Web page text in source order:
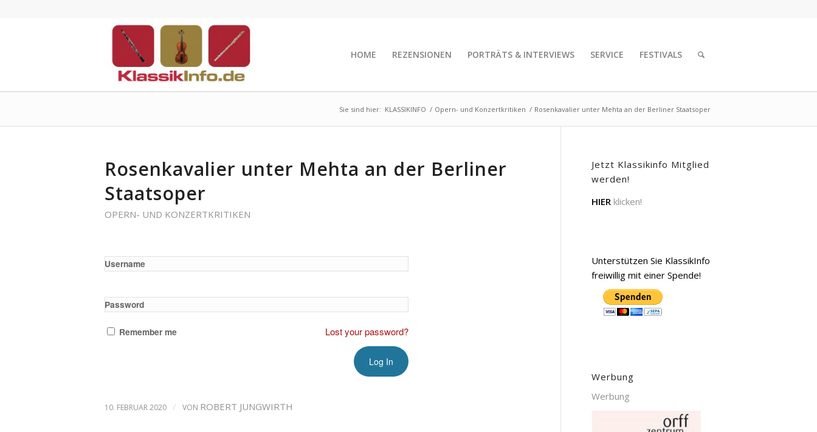
HOME REZENSIONEN PORTRÄTS & INTERVIEWS SERVICE FESTIVALS
Sie sind hier: KLASSIKINFO / Opern- und Konzertkritiken / Rosenkavalier unter Mehta an der Berliner Staatsoper
Rosenkavalier unter Mehta an der Berliner
Staatsoper
OPERN- UND KONZERTKRITIKEN
Username
Password
Remember me Lost your password?
10. FEBRUAR 2020 / VON ROBERT JUNGWIRTH
Jetzt Klassikinfo Mitglied
werden!
HIER klicken!
Unterstützen Sie KlassikInfo
freiwillig mit einer Spende!
Werbung
Werbung